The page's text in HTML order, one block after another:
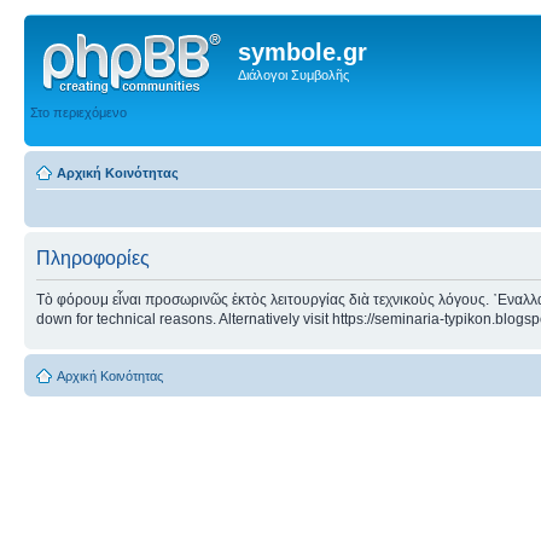
symbole.gr
Διάλογοι Συμβολῆς
Στο περιεχόμενο
Αρχική Κοινότητας
Πληροφορίες
Τὸ φόρουμ εἶναι προσωρινῶς ἐκτὸς λειτουργίας διὰ τεχνικοὺς λόγους.
down for technical reasons. Alternatively visit https://seminaria-
Αρχική Κοινότητας